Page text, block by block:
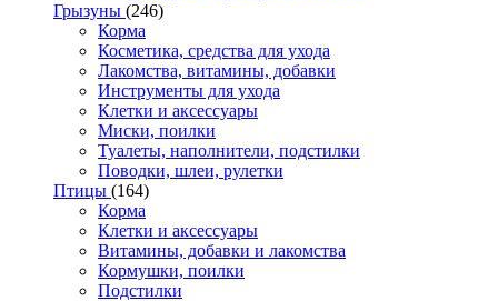
Грызуны (246)
Корма
Косметика, средства для ухода
Лакомства, витамины, добавки
Инструменты для ухода
Клетки и аксессуары
Миски, поилки
Туалеты, наполнители, подстилки
Поводки, шлеи, рулетки
Птицы (164)
Корма
Клетки и аксессуары
Витамины, добавки и лакомства
Кормушки, поилки
Подстилки